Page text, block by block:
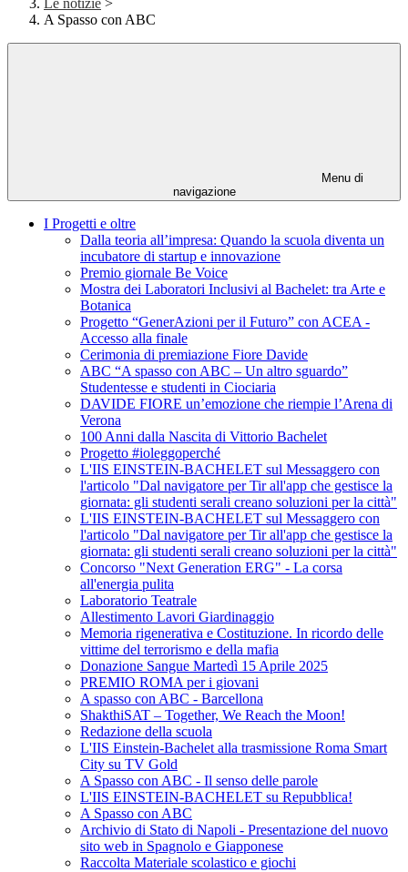
Le notizie >
A Spasso con ABC
Menu di
navigazione
I Progetti e oltre
Dalla teoria all’impresa: Quando la scuola diventa un
incubatore di startup e innovazione
Premio giornale Be Voice
Mostra dei Laboratori Inclusivi al Bachelet: tra Arte e
Botanica
Progetto “GenerAzioni per il Futuro” con ACEA -
Accesso alla finale
Cerimonia di premiazione Fiore Davide
ABC “A spasso con ABC – Un altro sguardo”
Studentesse e studenti in Ciociaria
DAVIDE FIORE un’emozione che riempie l’Arena di
Verona
100 Anni dalla Nascita di Vittorio Bachelet
Progetto #ioleggoperché
L'IIS EINSTEIN-BACHELET sul Messaggero con
l'articolo "Dal navigatore per Tir all'app che gestisce la
giornata: gli studenti serali creano soluzioni per la città"
L'IIS EINSTEIN-BACHELET sul Messaggero con
l'articolo "Dal navigatore per Tir all'app che gestisce la
giornata: gli studenti serali creano soluzioni per la città"
Concorso "Next Generation ERG" - La corsa
all'energia pulita
Laboratorio Teatrale
Allestimento Lavori Giardinaggio
Memoria rigenerativa e Costituzione. In ricordo delle
vittime del terrorismo e della mafia
Donazione Sangue Martedì 15 Aprile 2025
PREMIO ROMA per i giovani
A spasso con ABC - Barcellona
ShakthiSAT – Together, We Reach the Moon!
Redazione della scuola
L'IIS Einstein-Bachelet alla trasmissione Roma Smart
City su TV Gold
A Spasso con ABC - Il senso delle parole
L'IIS EINSTEIN-BACHELET su Repubblica!
A Spasso con ABC
Archivio di Stato di Napoli - Presentazione del nuovo
sito web in Spagnolo e Giapponese
Raccolta Materiale scolastico e giochi